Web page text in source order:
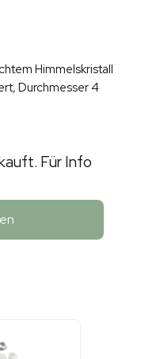
Himmelskristall
Durchmesser 4
Für Info